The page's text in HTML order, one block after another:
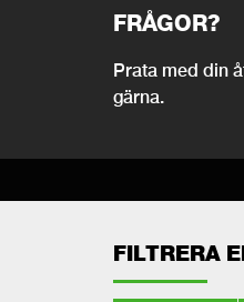
FRÅGOR?
Prata med din
gärna.
FILTRERA